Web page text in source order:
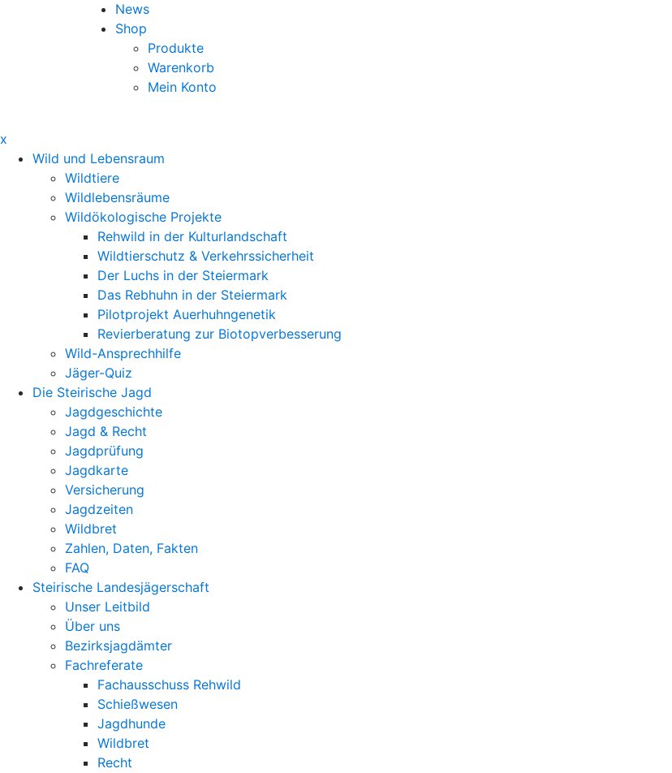
News
Shop
Produkte
Warenkorb
Mein Konto
x
Wild und Lebensraum
Wildtiere
Wildlebensräume
Wildökologische Projekte
Rehwild in der Kulturlandschaft
Wildtierschutz & Verkehrssicherheit
Der Luchs in der Steiermark
Das Rebhuhn in der Steiermark
Pilotprojekt Auerhuhngenetik
Revierberatung zur Biotopverbesserung
Wild-Ansprechhilfe
Jäger-Quiz
Die Steirische Jagd
Jagdgeschichte
Jagd & Recht
Jagdprüfung
Jagdkarte
Versicherung
Jagdzeiten
Wildbret
Zahlen, Daten, Fakten
FAQ
Steirische Landesjägerschaft
Unser Leitbild
Über uns
Bezirksjagdämter
Fachreferate
Fachausschuss Rehwild
Schießwesen
Jagdhunde
Wildbret
Recht